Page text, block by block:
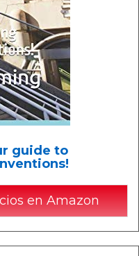
guide to
en Amazon